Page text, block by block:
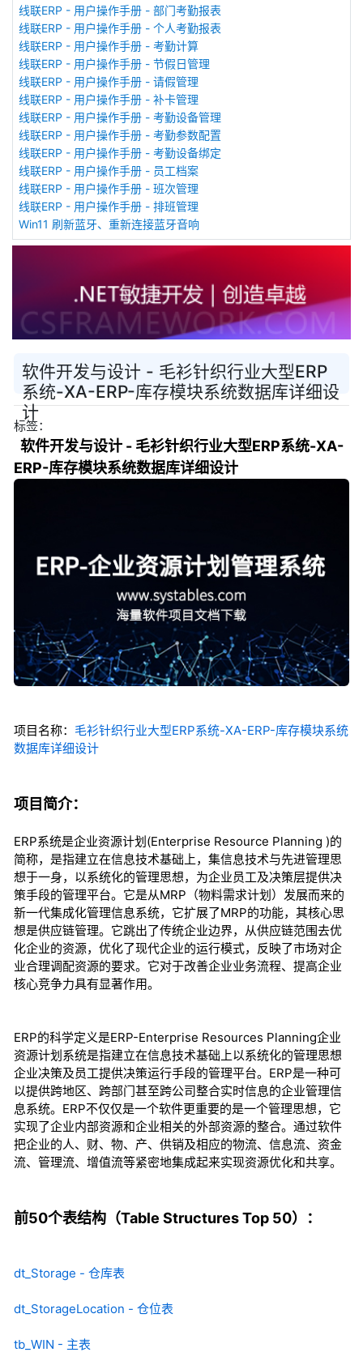
线联ERP - 用户操作手册 - 部门考勤报表
线联ERP - 用户操作手册 - 个人考勤报表
线联ERP - 用户操作手册 - 考勤计算
线联ERP - 用户操作手册 - 节假日管理
线联ERP - 用户操作手册 - 请假管理
线联ERP - 用户操作手册 - 补卡管理
线联ERP - 用户操作手册 - 考勤设备管理
线联ERP - 用户操作手册 - 考勤参数配置
线联ERP - 用户操作手册 - 考勤设备绑定
线联ERP - 用户操作手册 - 员工档案
线联ERP - 用户操作手册 - 班次管理
线联ERP - 用户操作手册 - 排班管理
Win11 刷新蓝牙、重新连接蓝牙音响
软件开发与设计 - 毛衫针织行业大型ERP
系统-XA-ERP-库存模块系统数据库详细设
计
标签：
软件开发与设计 - 毛衫针织行业大型ERP系统-XA-
ERP-库存模块系统数据库详细设计
项目名称： 毛衫针织行业大型ERP系统-XA-ERP-库存模块系统
数据库详细设计
项目简介：
ERP系统是企业资源计划(Enterprise Resource Planning )的
简称，是指建立在信息技术基础上，集信息技术与先进管理思
想于一身，以系统化的管理思想，为企业员工及决策层提供决
策手段的管理平台。它是从MRP（物料需求计划）发展而来的
新一代集成化管理信息系统，它扩展了MRP的功能，其核心思
想是供应链管理。它跳出了传统企业边界，从供应链范围去优
化企业的资源，优化了现代企业的运行模式，反映了市场对企
业合理调配资源的要求。它对于改善企业业务流程、提高企业
核心竞争力具有显著作用。
ERP的科学定义是ERP-Enterprise Resources Planning企业
资源计划系统是指建立在信息技术基础上以系统化的管理思想
企业决策及员工提供决策运行手段的管理平台。ERP是一种可
以提供跨地区、跨部门甚至跨公司整合实时信息的企业管理信
息系统。ERP不仅仅是一个软件更重要的是一个管理思想，它
实现了企业内部资源和企业相关的外部资源的整合。通过软件
把企业的人、财、物、产、供销及相应的物流、信息流、资金
流、管理流、增值流等紧密地集成起来实现资源优化和共享。
前50个表结构（Table Structures Top 50）：
dt_Storage - 仓库表
dt_StorageLocation - 仓位表
tb_WIN - 主表